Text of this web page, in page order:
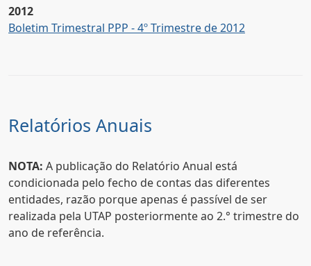
2012
Boletim Trimestral PPP - 4º Trimestre de 2012
Relatórios Anuais
NOTA: A publicação do Relatório Anual está
condicionada pelo fecho de contas das diferentes
entidades, razão porque apenas é passível de ser
realizada pela UTAP posteriormente ao 2.° trimestre do
ano de referência.